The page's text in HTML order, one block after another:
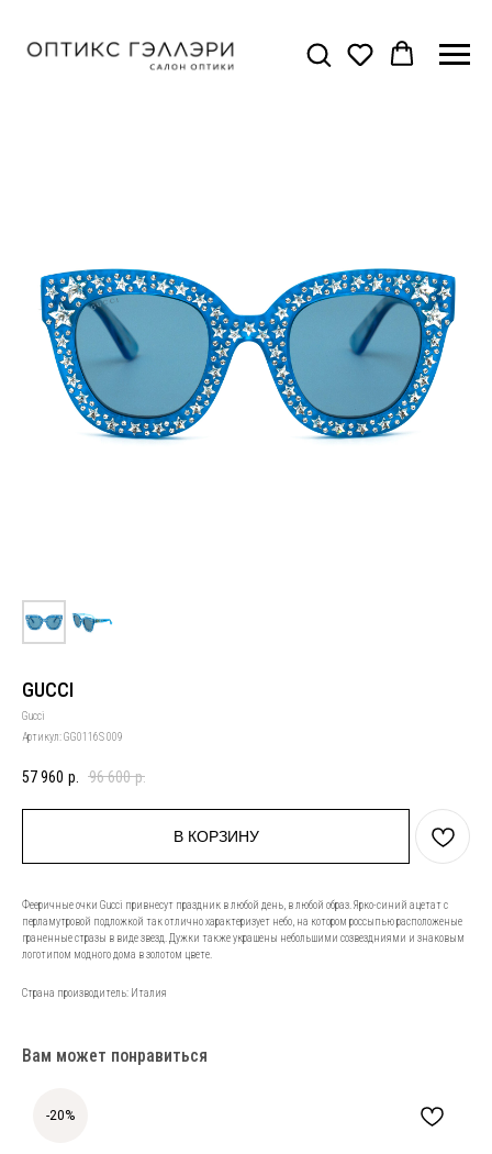
GUCCI
Gucci
Артикул:GG0116S 009
57 960 р. 96 600 р.
В КОРЗИНУ
Фееричные очки Gucci привнесут праздник в любой день, в любой образ. Ярко-синий ацетат с
перламутровой подложкой так отлично характеризует небо, на котором россыпью расположеные
граненные стразы в виде звезд. Дужки также украшены небольшими созвездниями и знаковым
логотипом модного дома в золотом цвете.
Страна производитель: Италия
Вам может понравиться
-20%